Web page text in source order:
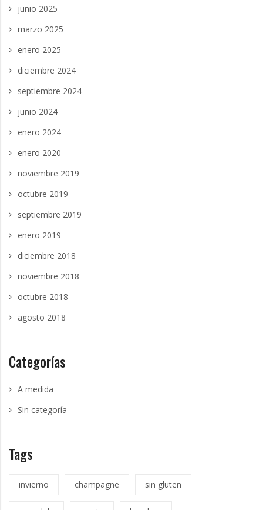
junio 2025
marzo 2025
enero 2025
diciembre 2024
septiembre 2024
junio 2024
enero 2024
enero 2020
noviembre 2019
octubre 2019
septiembre 2019
enero 2019
diciembre 2018
noviembre 2018
octubre 2018
agosto 2018
Categorías
A medida
Sin categoría
Tags
invierno champagne sin gluten